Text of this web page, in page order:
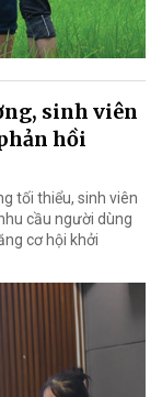
sinh viên
hồi
tối thiểu, sinh viên
cầu người dùng
cơ hội khởi